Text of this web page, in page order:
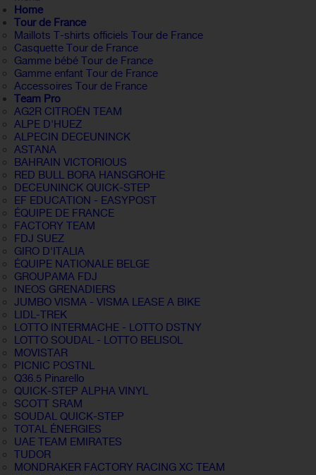
Home
Tour de France
Maillots T-shirts officiels Tour de France
Casquette Tour de France
Gamme bébé Tour de France
Gamme enfant Tour de France
Accessoires Tour de France
Team Pro
AG2R CITROËN TEAM
ALPE D'HUEZ
ALPECIN DECEUNINCK
ASTANA
BAHRAIN VICTORIOUS
RED BULL BORA HANSGROHE
DECEUNINCK QUICK-STEP
EF EDUCATION - EASYPOST
ÉQUIPE DE FRANCE
FACTORY TEAM
FDJ SUEZ
GIRO D'ITALIA
ÉQUIPE NATIONALE BELGE
GROUPAMA FDJ
INEOS GRENADIERS
JUMBO VISMA - VISMA LEASE A BIKE
LIDL-TREK
LOTTO INTERMACHE - LOTTO DSTNY
LOTTO SOUDAL - LOTTO BELISOL
MOVISTAR
PICNIC POSTNL
Q36.5 Pinarello
QUICK-STEP ALPHA VINYL
SCOTT SRAM
SOUDAL QUICK-STEP
TOTAL ÉNERGIES
UAE TEAM EMIRATES
TUDOR
MONDRAKER FACTORY RACING XC TEAM